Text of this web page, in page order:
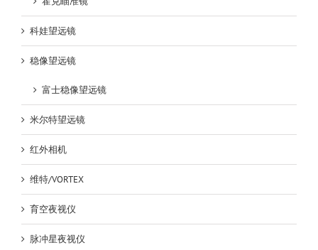
科娃望远镜
稳像望远镜
富士稳像望远镜
米尔特望远镜
红外相机
维特/VORTEX
育空夜视仪
脉冲星夜视仪